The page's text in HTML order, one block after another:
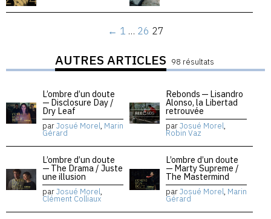
← 1 … 26 27
AUTRES ARTICLES 98 résultats
L’ombre d’un doute
— Disclosure Day /
Dry Leaf
parJosué Morel, Marin
Gérard
Rebonds — Lisandro
Alonso, la Libertad
retrouvée
parJosué Morel,
Robin Vaz
L’ombre d’un doute
— The Drama / Juste
une illusion
parJosué Morel,
Clément Colliaux
L’ombre d’un doute
— Marty Supreme /
The Mastermind
parJosué Morel, Marin
Gérard